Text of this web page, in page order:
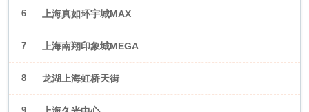
6 上海真如环宇城MAX
7 上海南翔印象城MEGA
8 龙湖上海虹桥天街